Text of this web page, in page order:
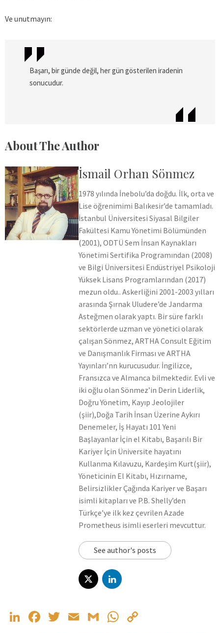
Ve unutmayın:
Başarı, bir günde değil, her gün gösterilen iradenin
sonucudur.
About The Author
İsmail Orhan Sönmez
1978 yılında İnebolu’da doğdu. İlk, orta ve
Lise öğrenimimi Balıkesir’de tamamladı.
İstanbul Üniversitesi Siyasal Bilgiler
Fakültesi Kamu Yönetimi Bölümünden
(2001), ODTÜ Sem İnsan Kaynakları
Yönetimi Sertifika Programından (2008)
ve Bilgi Üniversitesi Endüstriyel Psikoloji
Yüksek Lisans Programlarından (2017)
mezun oldu.. Askerliğini 2001-2003 yılları
arasında Şırnak Uludere’de Jandarma
Asteğmen olarak yaptı. Bir süre farklı
sektörlerde uzman ve yönetici olarak
çalışan Sönmez, ARTHA Consult Eğitim
ve Danışmanlık Firması ve ARTHA
Yayınları’nn kurucusudur. İngilizce,
Fransızca ve Almanca bilmektedir. Evli ve
iki oğlu olan Sönmez’in Derin Liderlik,
Doğru Yönetim, Kayıp Jeolojiler
(şiir),Doğa Tarih İnsan Üzerine Aykırı
Denemeler, İş Hayatı 101 Yeni
Başlayanlar İçin el Kitabı, Başarılı Bir
Kariyer İçin Üniversite hayatını
Kullanma Kılavuzu, Kardeşim Kurt(şiir),
Yöneticinin El Kitabı, Hızırname,
Belirsizlikler Çağında Kariyer ve Başarı
isimli kitapları ve P.B. Shelly’den
Türkçe’ye ilk kez çevrilen Azade
Prometheus isimli eserleri mevcuttur.
See author's posts
LinkedIn
Facebook
Twitter
EmailGmailWhatsApp